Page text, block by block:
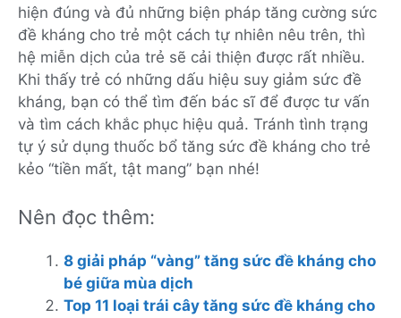
hiện đúng và đủ những biện pháp tăng cường sức
đề kháng cho trẻ một cách tự nhiên nêu trên, thì
hệ miễn dịch của trẻ sẽ cải thiện được rất nhiều.
Khi thấy trẻ có những dấu hiệu suy giảm sức đề
kháng, bạn có thể tìm đến bác sĩ để được tư vấn
và tìm cách khắc phục hiệu quả. Tránh tình trạng
tự ý sử dụng thuốc bổ tăng sức đề kháng cho trẻ
kẻo “tiền mất, tật mang” bạn nhé!
Nên đọc thêm:
8 giải pháp “vàng” tăng sức đề kháng cho
bé giữa mùa dịch
Top 11 loại trái cây tăng sức đề kháng cho